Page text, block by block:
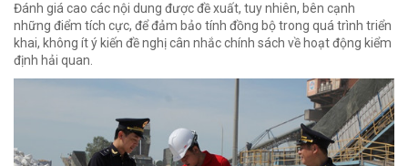
Đánh giá cao các nội dung được đề xuất, tuy nhiên, bên cạnh
những điểm tích cực, để đảm bảo tính đồng bộ trong quá trình triển
khai, không ít ý kiến đề nghị cân nhắc chính sách về hoạt động kiểm
định hải quan.